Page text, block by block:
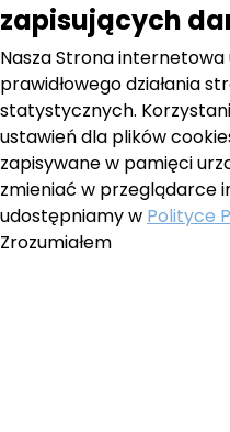
zapisujących
Nasza Strona
prawidłowego działania
statystycznych.
ustawień dla plików
zapisywane w pamięci
zmieniać w przeglądarce
udostępniamy w Polityce
Zrozumiałem